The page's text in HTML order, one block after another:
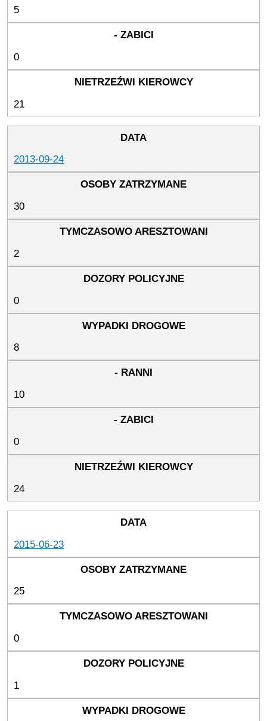
5
0
21
2013-09-24
30
2
0
8
10
0
24
2015-06-23
25
0
1